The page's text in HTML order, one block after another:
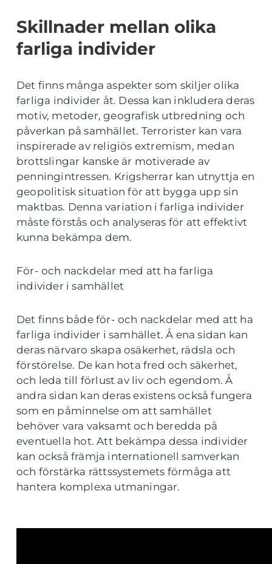
Skillnader mellan olika
farliga individer
Det finns många aspekter som skiljer olika
farliga individer åt. Dessa kan inkludera deras
motiv, metoder, geografisk utbredning och
påverkan på samhället. Terrorister kan vara
inspirerade av religiös extremism, medan
brottslingar kanske är motiverade av
penningintressen. Krigsherrar kan utnyttja en
geopolitisk situation för att bygga upp sin
maktbas. Denna variation i farliga individer
måste förstås och analyseras för att effektivt
kunna bekämpa dem.
För- och nackdelar med att ha farliga
individer i samhället
Det finns både för- och nackdelar med att ha
farliga individer i samhället. Å ena sidan kan
deras närvaro skapa osäkerhet, rädsla och
förstörelse. De kan hota fred och säkerhet,
och leda till förlust av liv och egendom. Å
andra sidan kan deras existens också fungera
som en påminnelse om att samhället
behöver vara vaksamt och beredda på
eventuella hot. Att bekämpa dessa individer
kan också främja internationell samverkan
och förstärka rättssystemets förmåga att
hantera komplexa utmaningar.